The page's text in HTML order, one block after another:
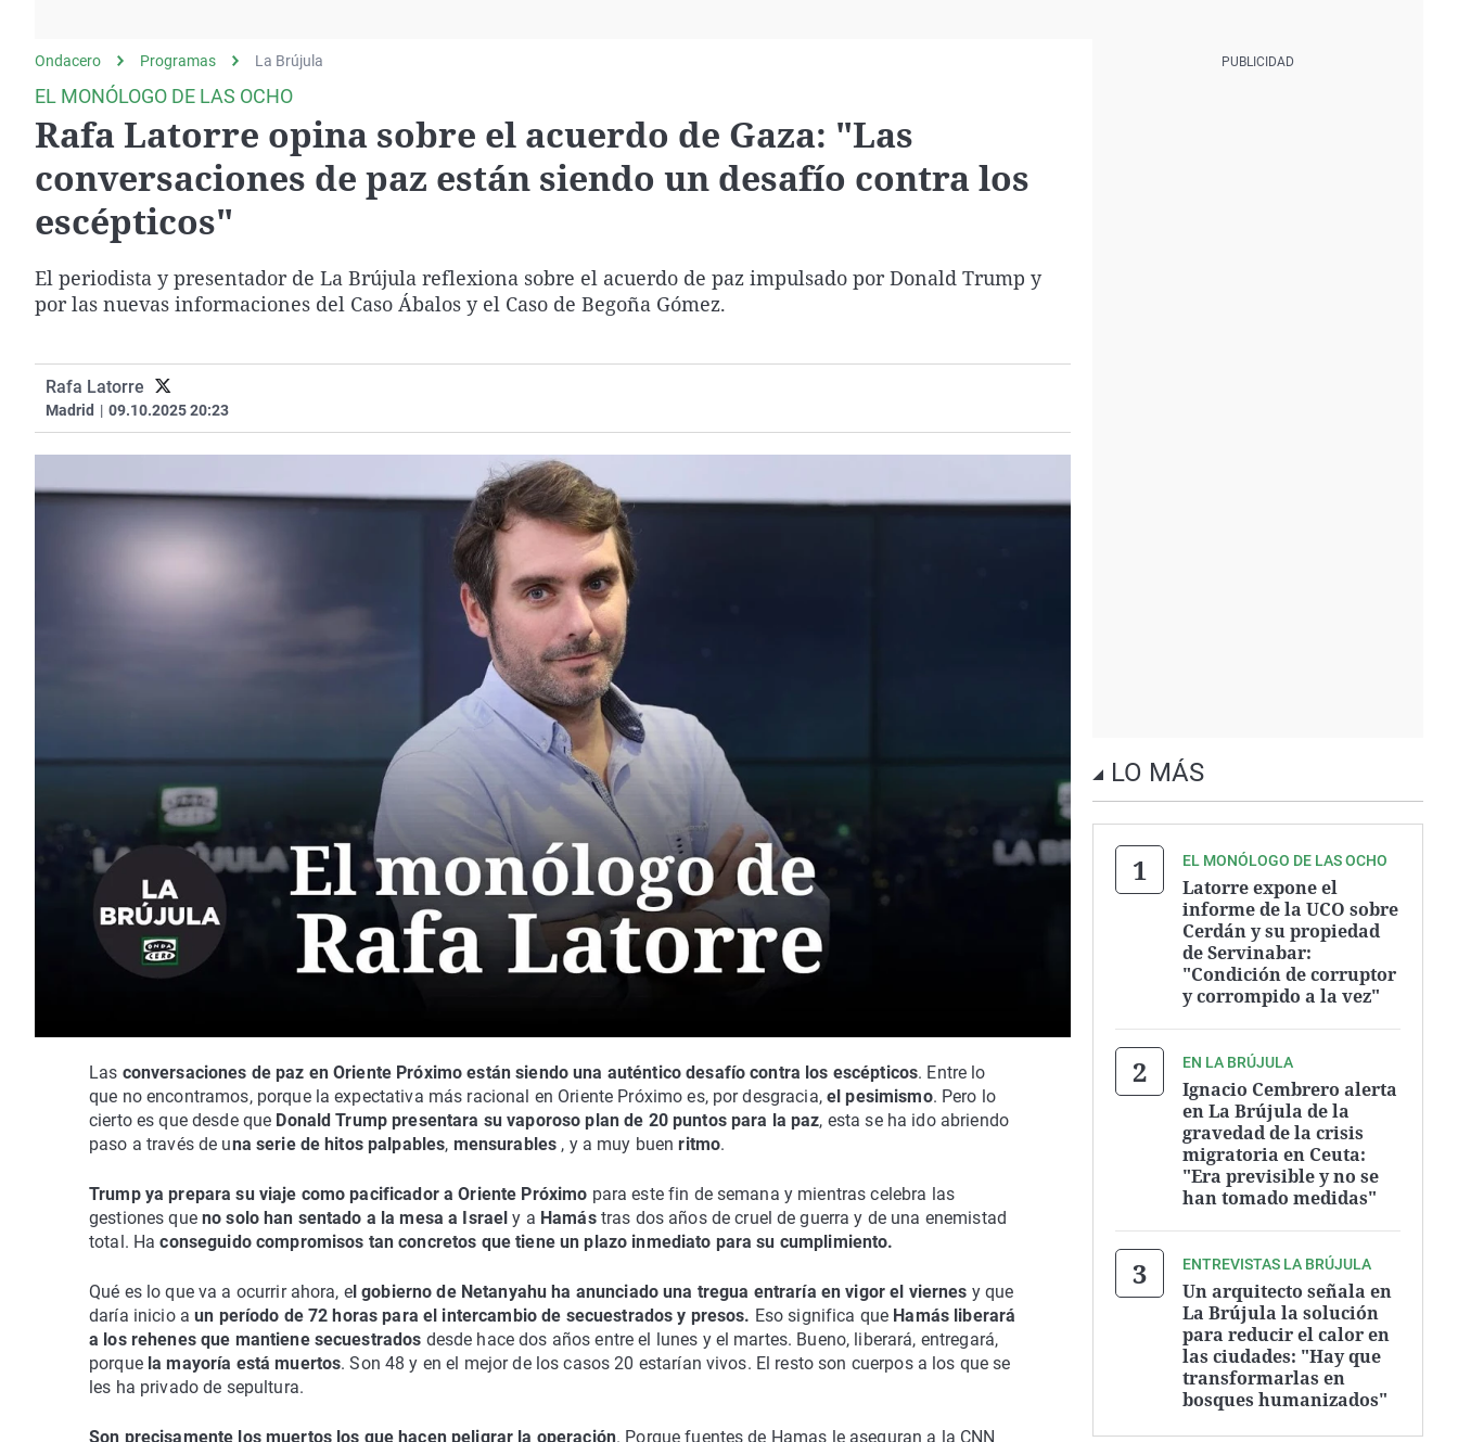
gato
Operación Viuda
Negra
Navarra
Ondacero Programas La Brújula
EL MONÓLOGO DE LAS OCHO
Rafa Latorre opina sobre el acuerdo de Gaza: "Las
conversaciones de paz están siendo un desafío contra los
escépticos"
El periodista y presentador de La Brújula reflexiona sobre el acuerdo de paz impulsado por Donald Trump y
por las nuevas informaciones del Caso Ábalos y el Caso de Begoña Gómez.
Rafa Latorre
Madrid | 09.10.2025 20:23
Las conversaciones de paz en Oriente Próximo están siendo una auténtico desafío contra los escépticos. Entre lo
que no encontramos, porque la expectativa más racional en Oriente Próximo es, por desgracia,el pesimismo. Pero lo
cierto es que desde que Donald Trump presentara su vaporoso plan de 20 puntos para la paz, esta se ha ido abriendo
paso a través de una serie de hitos palpables, mensurables , y a muy buenritmo.
Trump ya prepara su viaje como pacificador a Oriente Próximo para este fin de semana y mientras celebra las
gestiones queno solo han sentado a la mesa a Israely a Hamás tras dos años de cruel de guerra y de una enemistad
total. Ha conseguido compromisos tan concretos que tiene un plazo inmediato para su cumplimiento.
Qué es lo que va a ocurrir ahora, el gobierno de Netanyahu ha anunciado una tregua entraría en vigor el viernes y que
daría inicio aun período de 72 horas para el intercambio de secuestrados y presos. Eso significa que Hamás liberará
a los rehenes que mantiene secuestrados desde hace dos años entre el lunes y el martes. Bueno, liberará, entregará,
porque la mayoría está muertos. Son 48 y en el mejor de los casos 20 estarían vivos. El resto son cuerpos a los que se
les ha privado de sepultura.
Son precisamente los muertos los que hacen peligrar la operación. Porque fuentes de Hamas le aseguran a la CNN
LO MÁS
EL MONÓLOGO DE LAS OCHO
Latorre expone el
informe de la UCO sobre
Cerdán y su propiedad
de Servinabar:
"Condición de corruptor
y corrompido a la vez"
EN LA BRÚJULA
Ignacio Cembrero alerta
en La Brújula de la
gravedad de la crisis
migratoria en Ceuta:
"Era previsible y no se
han tomado medidas"
ENTREVISTAS LA BRÚJULA
Un arquitecto señala en
La Brújula la solución
para reducir el calor en
las ciudades: "Hay que
transformarlas en
bosques humanizados"